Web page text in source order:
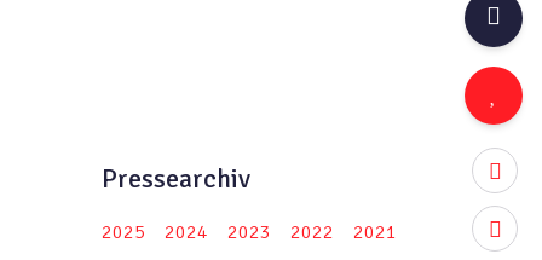
twitter
Pressearchiv
2025 2024 2023 2022
2021